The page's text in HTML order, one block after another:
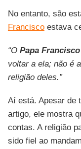
No entanto, são
Franciscoestava
“O Papa Francisco
voltar a ela; não é
religião deles.”
Aí está. Apesar de
artigo, ele mostra
contas. A religião
sido fiel ao